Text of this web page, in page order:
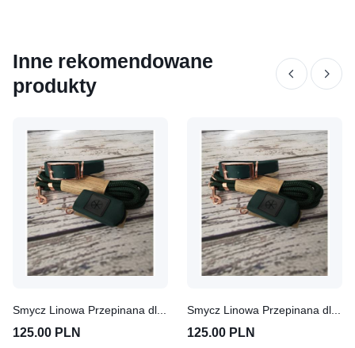
Inne rekomendowane
produkty
125.00 PLN 125.00 PLN